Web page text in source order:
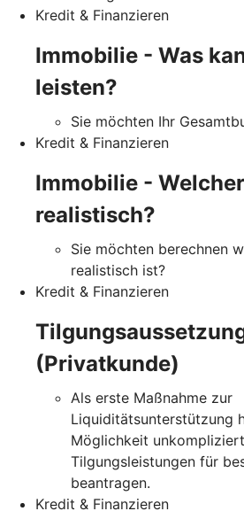
Kredit & Finanzieren
Immobilie - Was
leisten?
Sie möchten Ihr
Kredit & Finanzieren
Immobilie -
realistisch?
Sie möchten berechnen
realistisch ist?
Kredit & Finanzieren
(Privatkunde)
Als erste Maßnahme zur
Liquiditätsunterstützung
Möglichkeit
Tilgungsleistungen für
beantragen.
Kredit & Finanzieren